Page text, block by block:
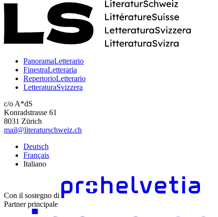
PanoramaLetterario
FinestraLetteraria
RepertorioLetterario
LetteraturaSvizzera
c/o A*dS
Konradstrasse 61
8031 Zürich
mail@literaturschweiz.ch
Deutsch
Français
Italiano
Con il sostegno di
Partner principale